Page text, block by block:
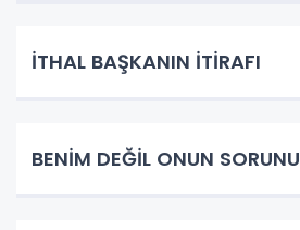
İTHAL BAŞKANIN İTİRAFI
BENİM DEĞİL ONUN SORUNU